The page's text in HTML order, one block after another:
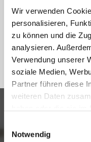
Wir verwenden
personalisieren,
zu können und die
analysieren.
Verwendung unserer
soziale Medien,
Partner führen diese
weiteren Daten
Notwendig
Süd Bayern. Seit
IVD-Marktforschung
Immobilien als
Pressekonferenzen